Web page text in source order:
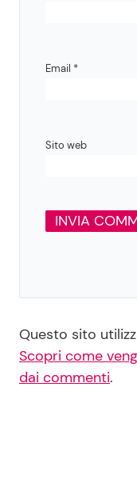
Email *
Sito web
Questo sito
Scopri come
dai commenti.